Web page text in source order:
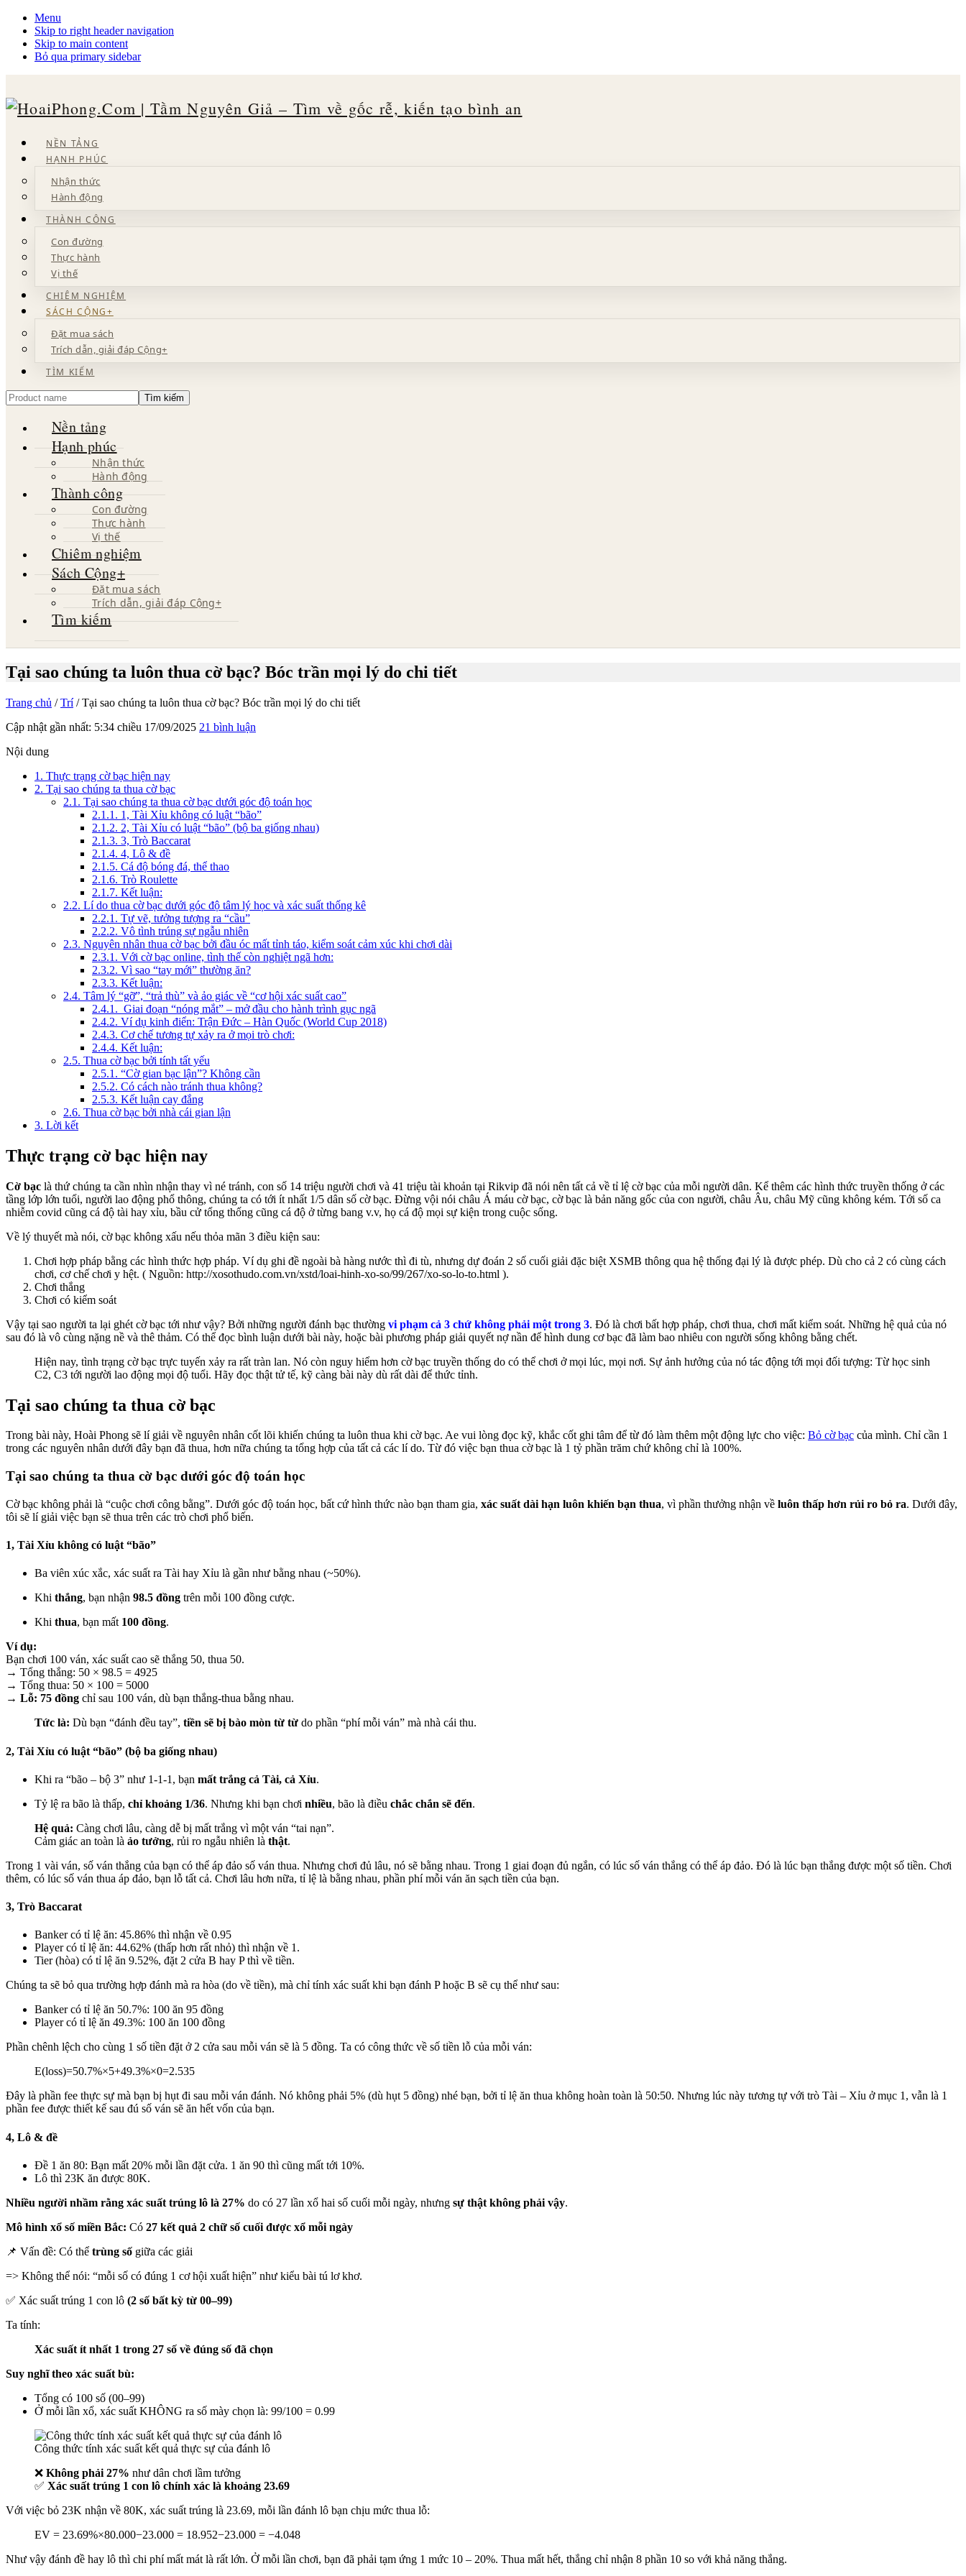
Menu
Skip to right header navigation
Skip to main content
Bỏ qua primary sidebar
Quan
tượng,
quyết
chia
hành
trình
an
hạnh
NỀN TẢNG
HẠNH PHÚC
Nhận thức
Hành động
THÀNH CÔNG
Con đường
Thực hành
Vị thế
CHIÊM NGHIỆM
SÁCH CỘNG+
Đặt mua sách
Trích dẫn, giải đáp Cộng+
TÌM KIẾM
Product
name
Nền tảng
Hạnh phúc
Nhận thức
Hành động
Thành công
Con đường
Thực hành
Vị thế
Chiêm nghiệm
Sách Cộng+
Đặt mua sách
Trích dẫn, giải đáp Cộng+
Tìm kiếm
Tại sao chúng ta luôn thua cờ bạc? Bóc trần mọi lý do chi tiết
Trang chủ /Trí/ Tại sao chúng ta luôn thua cờ bạc? Bóc trần mọi lý do chi tiết
Cập nhật gần nhất: 5:34 chiều 17/09/2025 21 bình luận
Nội dung
1. Thực trạng cờ bạc hiện nay
2. Tại sao chúng ta thua cờ bạc
2.1. Tại sao chúng ta thua cờ bạc dưới góc độ toán học
2.1.1. 1, Tài Xỉu không có luật “bão”
2.1.2. 2, Tài Xỉu có luật “bão” (bộ ba giống nhau)
2.1.3. 3, Trò Baccarat
2.1.4. 4, Lô & đề
2.1.5. Cá độ bóng đá, thể thao
2.1.6. Trò Roulette
2.1.7. Kết luận:
2.2. Lí do thua cờ bạc dưới góc độ tâm lý học và xác suất thống kê
2.2.1. Tự vẽ, tưởng tượng ra “cầu”
2.2.2. Vô tình trúng sự ngẫu nhiên
2.3. Nguyên nhân thua cờ bạc bởi đầu óc mất tỉnh táo, kiểm soát cảm xúc khi chơi dài
2.3.1. Với cờ bạc online, tình thế còn nghiệt ngã hơn:
2.3.2. Vì sao “tay mới” thường ăn?
2.3.3. Kết luận:
2.4. Tâm lý “gỡ”, “trả thù” và ảo giác về “cơ hội xác suất cao”
2.4.1. Giai đoạn “nóng mắt” – mở đầu cho hành trình gục ngã
2.4.2. Ví dụ kinh điển: Trận Đức – Hàn Quốc (World Cup 2018)
2.4.3. Cơ chế tương tự xảy ra ở mọi trò chơi:
2.4.4. Kết luận:
2.5. Thua cờ bạc bởi tính tất yếu
2.5.1. “Cờ gian bạc lận”? Không cần
2.5.2. Có cách nào tránh thua không?
2.5.3. Kết luận cay đắng
2.6. Thua cờ bạc bởi nhà cái gian lận
3. Lời kết
Thực trạng cờ bạc hiện nay
Cờ bạc là thứ chúng ta cần nhìn nhận thay vì né tránh, con số 14 triệu người chơi và 41 triệu tài khoản tại Rikvip đã nói nên tất cả về tỉ lệ cờ bạc của mỗi người dân. Kể thêm các hình thức truyền thống ở các
tầng lớp lớn tuổi, người lao động phổ thông, chúng ta có tới ít nhất 1/5 dân số cờ bạc. Đừng vội nói châu Á máu cờ bạc, cờ bạc là bản năng gốc của con người, châu Âu, châu Mỹ cũng không kém. Tới số ca
nhiễm covid cũng cá độ tài hay xỉu, bầu cử tổng thống cũng cá độ ở từng bang v.v, họ cá độ mọi sự kiện trong cuộc sống.
Về lý thuyết mà nói, cờ bạc không xấu nếu thỏa mãn 3 điều kiện sau:
Chơi hợp pháp bằng các hình thức hợp pháp. Ví dụ ghi đề ngoài bà hàng nước thì đi tù, nhưng dự đoán 2 số cuối giải đặc biệt XSMB thông qua hệ thống đại lý là được phép. Dù cho cả 2 có cùng cách
chơi, cơ chế chơi y hệt. ( Nguồn: http://xosothudo.com.vn/xstd/loai-hinh-xo-so/99/267/xo-so-lo-to.html ).
Chơi thắng
Chơi có kiểm soát
Vậy tại sao người ta lại ghét cờ bạc tới như vậy? Bởi những người đánh bạc thường vi phạm cả 3 chứ không phải một trong 3. Đó là chơi bất hợp pháp, chơi thua, chơi mất kiểm soát. Những hệ quả của nó
sau đó là vô cùng nặng nề và thê thảm. Có thể đọc bình luận dưới bài này, hoặc bài phương pháp giải quyết nợ nần để hình dung cơ bạc đã làm bao nhiêu con người sống không bằng chết.
Hiện nay, tình trạng cờ bạc trực tuyến xảy ra rất tràn lan. Nó còn nguy hiểm hơn cờ bạc truyền thống do có thể chơi ở mọi lúc, mọi nơi. Sự ảnh hưởng của nó tác động tới mọi đối tượng: Từ học sinh
C2, C3 tới người lao động mọi độ tuổi. Hãy đọc thật tử tế, kỹ càng bài này dù rất dài để thức tỉnh.
Tại sao chúng ta thua cờ bạc
Trong bài này, Hoài Phong sẽ lí giải về nguyên nhân cốt lõi khiến chúng ta luôn thua khi cờ bạc. Ae vui lòng đọc kỹ, khắc cốt ghi tâm để từ đó làm thêm một động lực cho việc: Bỏ cờ bạc của mình. Chỉ cần 1
trong các nguyên nhân dưới đây bạn đã thua, hơn nữa chúng ta tổng hợp của tất cả các lí do. Từ đó việc bạn thua cờ bạc là 1 tỷ phần trăm chứ không chỉ là 100%.
Tại sao chúng ta thua cờ bạc dưới góc độ toán học
Cờ bạc không phải là “cuộc chơi công bằng”. Dưới góc độ toán học, bất cứ hình thức nào bạn tham gia, xác suất dài hạn luôn khiến bạn thua, vì phần thưởng nhận về luôn thấp hơn rủi ro bỏ ra. Dưới đây,
tôi sẽ lí giải việc bạn sẽ thua trên các trò chơi phổ biến.
1, Tài Xỉu không có luật “bão”
Ba viên xúc xắc, xác suất ra Tài hay Xỉu là gần như bằng nhau (~50%).
Khi thắng, bạn nhận 98.5 đồng trên mỗi 100 đồng cược.
Khi thua, bạn mất 100 đồng.
Ví dụ:
Bạn chơi 100 ván, xác suất cao sẽ thắng 50, thua 50.
→ Tổng thắng: 50 × 98.5 = 4925
→ Tổng thua: 50 × 100 = 5000
→ Lỗ: 75 đồng chỉ sau 100 ván, dù bạn thắng-thua bằng nhau.
Tức là: Dù bạn “đánh đều tay”, tiền sẽ bị bào mòn từ từ do phần “phí mỗi ván” mà nhà cái thu.
2, Tài Xỉu có luật “bão” (bộ ba giống nhau)
Khi ra “bão – bộ 3” như 1-1-1, bạn mất trắng cả Tài, cả Xỉu.
Tỷ lệ ra bão là thấp, chỉ khoảng 1/36. Nhưng khi bạn chơi nhiều, bão là điều chắc chắn sẽ đến.
Hệ quả: Càng chơi lâu, càng dễ bị mất trắng vì một ván “tai nạn”.
Cảm giác an toàn là ảo tưởng, rủi ro ngẫu nhiên là thật.
Trong 1 vài ván, số ván thắng của bạn có thể áp đảo số ván thua. Nhưng chơi đủ lâu, nó sẽ bằng nhau. Trong 1 giai đoạn đủ ngắn, có lúc số ván thắng có thể áp đảo. Đó là lúc bạn thắng được một số tiền. Chơi
thêm, có lúc số ván thua áp đảo, bạn lỗ tất cả. Chơi lâu hơn nữa, tỉ lệ là bằng nhau, phần phí mỗi ván ăn sạch tiền của bạn.
3, Trò Baccarat
Banker có tỉ lệ ăn: 45.86% thì nhận về 0.95
Player có tỉ lệ ăn: 44.62% (thấp hơn rất nhỏ) thì nhận về 1.
Tier (hòa) có tỉ lệ ăn 9.52%, đặt 2 cửa B hay P thì về tiền.
Chúng ta sẽ bỏ qua trường hợp đánh mà ra hòa (do về tiền), mà chỉ tính xác suất khi bạn đánh P hoặc B sẽ cụ thể như sau:
Banker có tỉ lệ ăn 50.7%: 100 ăn 95 đồng
Player có tỉ lệ ăn 49.3%: 100 ăn 100 đồng
Phần chênh lệch cho cùng 1 số tiền đặt ở 2 cửa sau mỗi ván sẽ là 5 đồng. Ta có công thức về số tiền lỗ của mỗi ván:
E(loss)=50.7%×5+49.3%×0=2.535
Đây là phần fee thực sự mà bạn bị hụt đi sau mỗi ván đánh. Nó không phải 5% (dù hụt 5 đồng) nhé bạn, bởi tỉ lệ ăn thua không hoàn toàn là 50:50. Nhưng lúc này tương tự với trò Tài – Xỉu ở mục 1, vẫn là 1
phần fee được thiết kế sau đú số ván sẽ ăn hết vốn của bạn.
4, Lô & đề
Đề 1 ăn 80: Bạn mất 20% mỗi lần đặt cửa. 1 ăn 90 thì cũng mất tới 10%.
Lô thì 23K ăn được 80K.
Nhiều người nhầm rằng xác suất trúng lô là 27% do có 27 lần xổ hai số cuối mỗi ngày, nhưng sự thật không phải vậy.
Mô hình xổ số miền Bắc: Có 27 kết quả 2 chữ số cuối được xổ mỗi ngày
📌 Vấn đề: Có thể trùng số giữa các giải
=> Không thể nói: “mỗi số có đúng 1 cơ hội xuất hiện” như kiểu bài tú lơ khơ.
✅ Xác suất trúng 1 con lô (2 số bất kỳ từ 00–99)
Ta tính:
Xác suất ít nhất 1 trong 27 số về đúng số đã chọn
Suy nghĩ theo xác suất bù:
Tổng có 100 số (00–99)
Ở mỗi lần xổ, xác suất KHÔNG ra số mày chọn là: 99/100 = 0.99
Công thức tính xác suất kết quả thực sự của đánh lô
❌ Không phải 27% như dân chơi lầm tưởng
✅ Xác suất trúng 1 con lô chính xác là khoảng 23.69
Với việc bỏ 23K nhận về 80K, xác suất trúng là 23.69, mỗi lần đánh lô bạn chịu mức thua lỗ:
EV = 23.69%×80.000−23.000 = 18.952−23.000 = −4.048
Như vậy đánh đề hay lô thì chi phí mất mát là rất lớn. Ở mỗi lần chơi, bạn đã phải tạm ứng 1 mức 10 – 20%. Thua mất hết, thắng chỉ nhận 8 phần 10 so với khả năng thắng.